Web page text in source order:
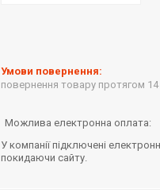
повернення товару протягом
У компанії підключені
покидаючи сайту.